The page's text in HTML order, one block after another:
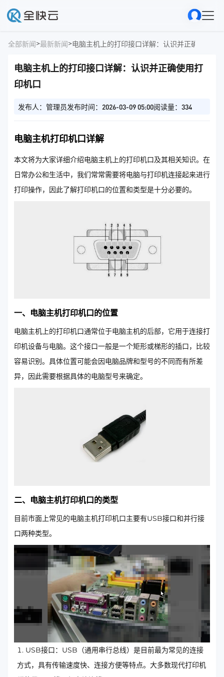
全部新闻>最新新闻>电脑主机上的打印接口详解：认识并正确使用打
电脑主机上的打印接口详解：认识并正确使用打
印机口
发布人：管理员发布时间：2026-03-09 05:00阅读量：334
电脑主机打印机口详解
本文将为大家详细介绍电脑主机上的打印机口及其相关知识。在
日常办公和生活中，我们常常需要将电脑与打印机连接起来进行
打印操作，因此了解打印机口的位置和类型是十分必要的。
一、电脑主机打印机口的位置
电脑主机上的打印机口通常位于电脑主机的后部，它用于连接打
印机设备与电脑。这个接口一般是一个矩形或梯形的插口，比较
容易识别。具体位置可能会因电脑品牌和型号的不同而有所差
异，因此需要根据具体的电脑型号来确定。
二、电脑主机打印机口的类型
目前市面上常见的电脑主机打印机口主要有USB接口和并行接
口两种类型。
USB接口：USB（通用串行总线）是目前最为常见的连接
方式，具有传输速度快、连接方便等特点。大多数现代打印机